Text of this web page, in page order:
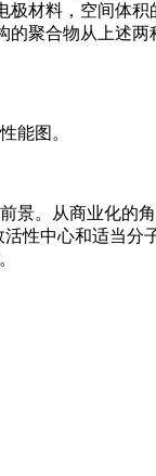
材料，空间体积
聚合物从上述
能图。
景。从商业化的
性中心和适当分